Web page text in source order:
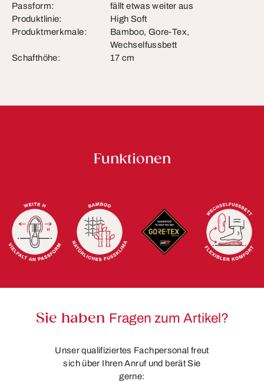
Passform:
fällt etwas weiter aus
Produktlinie:
High Soft
Produktmerkmale:
Bamboo, Gore-Tex,
Wechselfussbett
Schafthöhe:
17 cm
Funktionen
Sie haben Fragen zum Artikel?
Unser qualifiziertes Fachpersonal freut
sich über Ihren Anruf und berät Sie
gerne: